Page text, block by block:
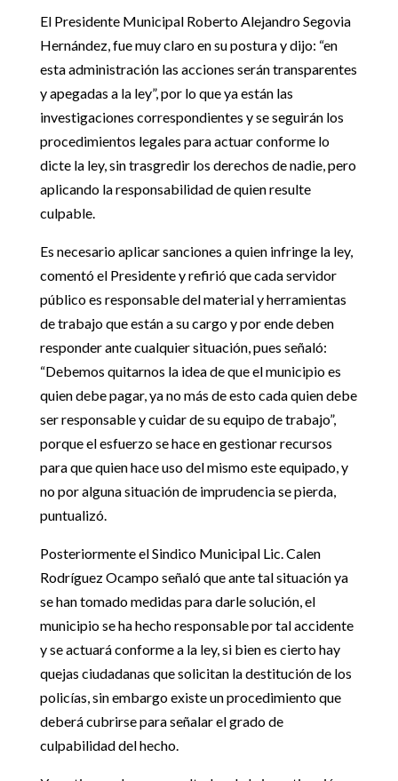
El Presidente Municipal Roberto Alejandro Segovia
Hernández, fue muy claro en su postura y dijo: “en
esta administración las acciones serán transparentes
y apegadas a la ley”, por lo que ya están las
investigaciones correspondientes y se seguirán los
procedimientos legales para actuar conforme lo
dicte la ley, sin trasgredir los derechos de nadie, pero
aplicando la responsabilidad de quien resulte
culpable.
Es necesario aplicar sanciones a quien infringe la ley,
comentó el Presidente y refirió que cada servidor
público es responsable del material y herramientas
de trabajo que están a su cargo y por ende deben
responder ante cualquier situación, pues señaló:
“Debemos quitarnos la idea de que el municipio es
quien debe pagar, ya no más de esto cada quien debe
ser responsable y cuidar de su equipo de trabajo”,
porque el esfuerzo se hace en gestionar recursos
para que quien hace uso del mismo este equipado, y
no por alguna situación de imprudencia se pierda,
puntualizó.
Posteriormente el Sindico Municipal Lic. Calen
Rodríguez Ocampo señaló que ante tal situación ya
se han tomado medidas para darle solución, el
municipio se ha hecho responsable por tal accidente
y se actuará conforme a la ley, si bien es cierto hay
quejas ciudadanas que solicitan la destitución de los
policías, sin embargo existe un procedimiento que
deberá cubrirse para señalar el grado de
culpabilidad del hecho.